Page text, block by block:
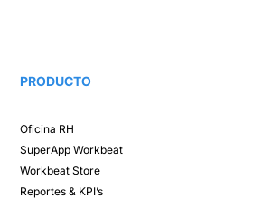
PRODUCTO
Oficina RH​
SuperAppWorkbeat
Workbeat Store​
Reportes & KPI’s​